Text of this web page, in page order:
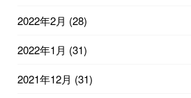
2022年2月 (28)
2022年1月 (31)
2021年12月 (31)